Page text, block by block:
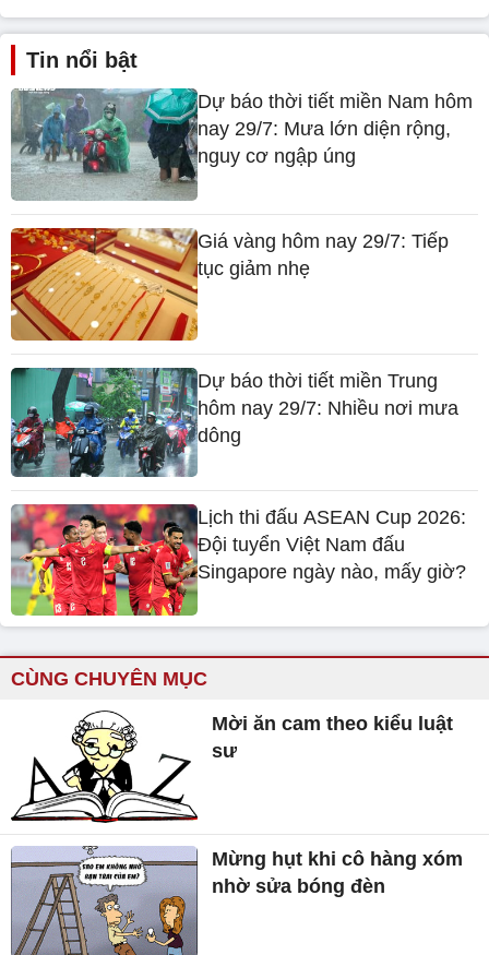
Tin nổi bật
Dự báo thời tiết miền Nam hôm
nay 29/7: Mưa lớn diện rộng,
nguy cơ ngập úng
Giá vàng hôm nay 29/7: Tiếp
tục giảm nhẹ
Dự báo thời tiết miền Trung
hôm nay 29/7: Nhiều nơi mưa
dông
Lịch thi đấu ASEAN Cup 2026:
Đội tuyển Việt Nam đấu
Singapore ngày nào, mấy giờ?
CÙNG CHUYÊN MỤC
Mời ăn cam theo kiểu luật
sư
Mừng hụt khi cô hàng xóm
nhờ sửa bóng đèn